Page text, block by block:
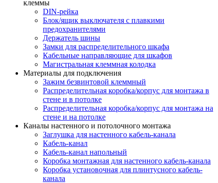
клеммы
DIN-рейка
Блок/ящик выключателя с плавкими
предохранителями
Держатель шины
Замки для распределительного шкафа
Кабельные направляющие для шкафов
Магистральная клеммная колодка
Материалы для подключения
Зажим безвинтовой клеммный
Распределительная коробка/корпус для монтажа в
стене и в потолке
Распределительная коробка/корпус для монтажа на
стене и на потолке
Каналы настенного и потолочного монтажа
Заглушка для настенного кабель-канала
Кабель-канал
Кабель-канал напольный
Коробка монтажная для настенного кабель-канала
Коробка установочная для плинтусного кабель-
канала